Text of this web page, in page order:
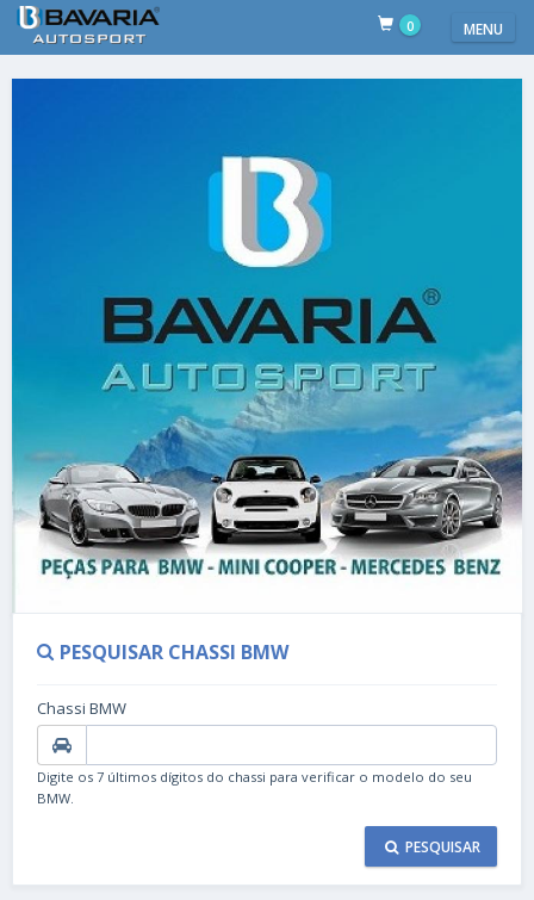
MENU
0
PESQUISAR CHASSI BMW
Chassi BMW
Digite os 7 últimos dígitos do chassi para verificar o modelo do seu
BMW.
PESQUISAR